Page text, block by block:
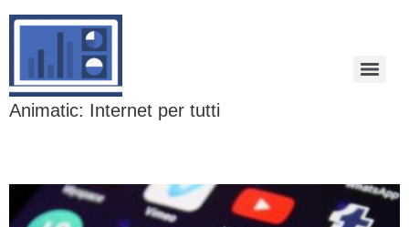
Animatic: Internet per tutti